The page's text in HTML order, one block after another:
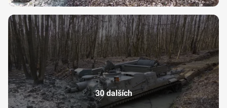
30 dalších